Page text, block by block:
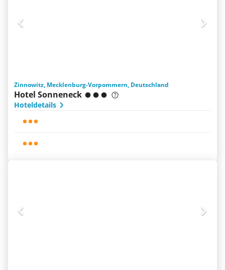
Zinnowitz, Mecklenburg-Vorpommern, Deutschland
Hotel Sonneneck
Hoteldetails